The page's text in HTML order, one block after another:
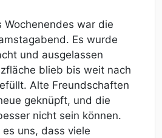
Wochenendes war die
Es wurde
und ausgelassen
blieb bis weit nach
Alte Freundschaften
geknüpft, und die
nicht sein können.
uns, dass viele